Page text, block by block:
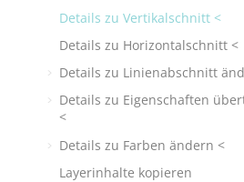
Details zu Vertikalschnitt <
Details zu Horizontalschnitt <
Details zu Linienabschnitt
Details zu Eigenschaften
<
Details zu Farben ändern <
Layerinhalte kopieren